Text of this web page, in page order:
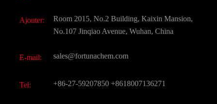
Saveurs et parfums
CAS chimiques
Ajouter:
Room 2015, No.2 Building, Kaixin Mansion,
No.107 Jinqiao Avenue, Wuhan, China
E-mail: sales@fortunachem.com
Tel: +86-27-59207850 +8618007136271